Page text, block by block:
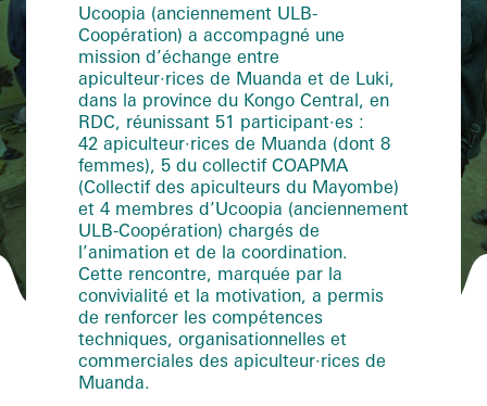
Ucoopia (anciennement ULB-
Coopération) a accompagné une
mission d’échange entre
apiculteur·rices de Muanda et de Luki,
dans la province du Kongo Central, en
RDC, réunissant 51 participant·es :
42 apiculteur·rices de Muanda (dont 8
femmes), 5 du collectif COAPMA
(Collectif des apiculteurs du Mayombe)
et 4 membres d’Ucoopia (anciennement
ULB-Coopération) chargés de
l’animation et de la coordination.
Cette rencontre, marquée par la
convivialité et la motivation, a permis
de renforcer les compétences
techniques, organisationnelles et
commerciales des apiculteur·rices de
Muanda.